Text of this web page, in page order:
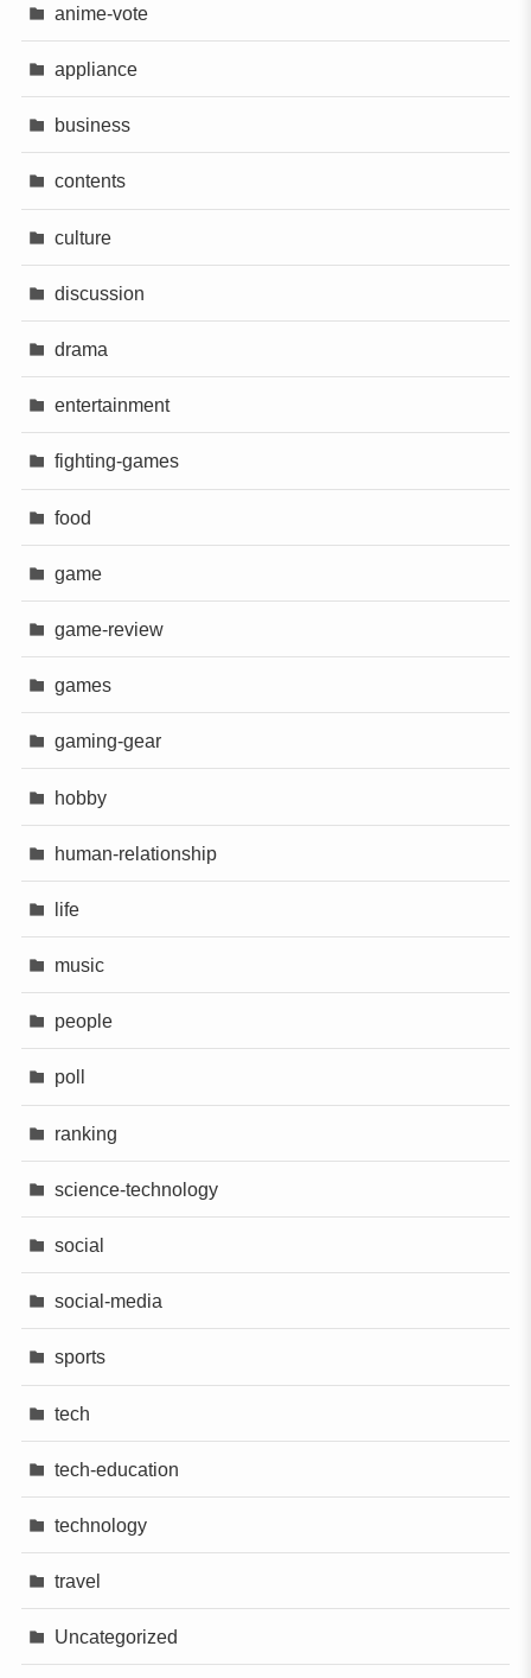
anime-vote
appliance
business
contents
culture
discussion
drama
entertainment
fighting-games
food
game
game-review
games
gaming-gear
hobby
human-relationship
life
music
people
poll
ranking
science-technology
social
social-media
sports
tech
tech-education
technology
travel
Uncategorized